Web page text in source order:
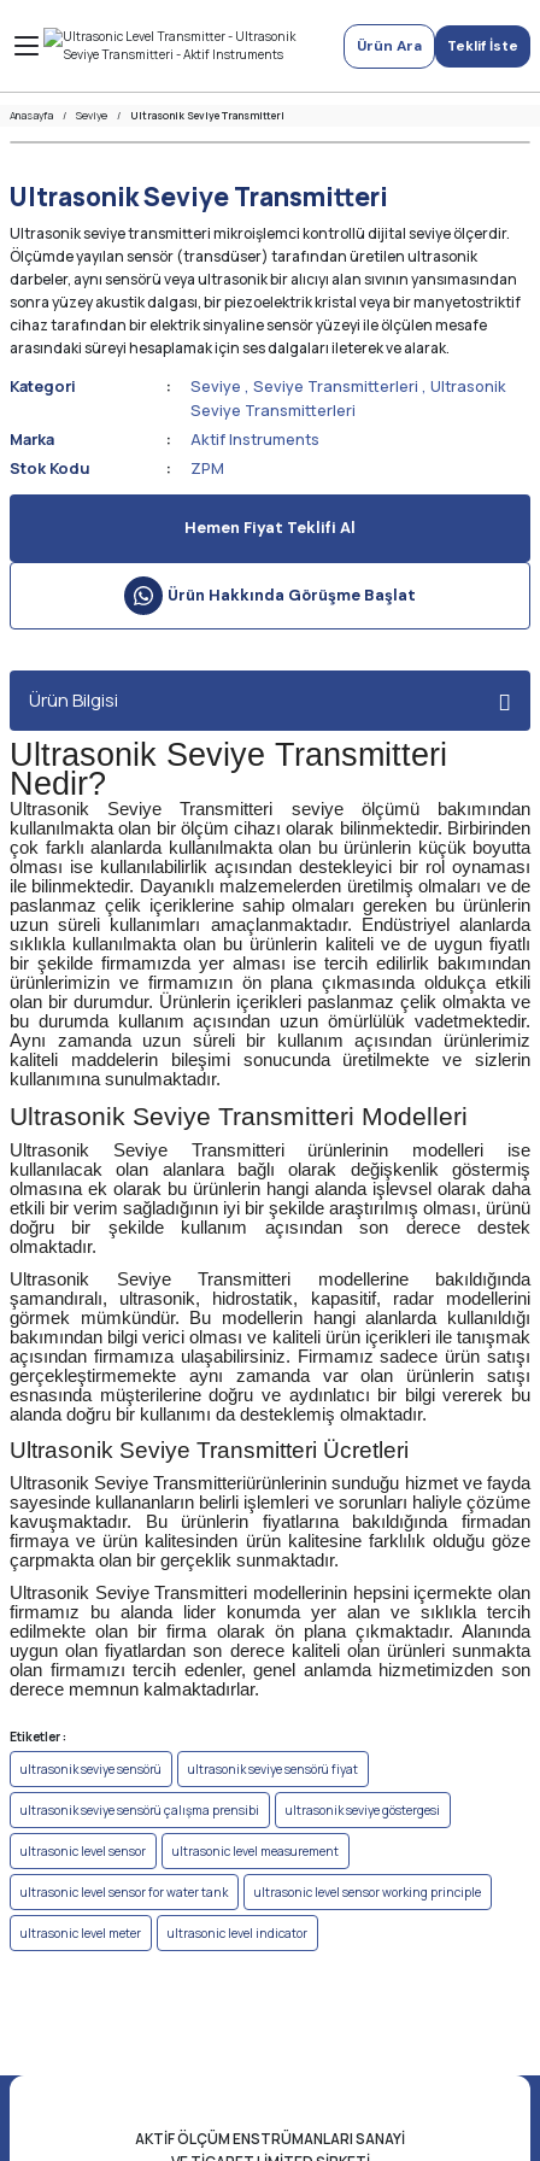
Ürün Ara Teklif İste
Anasayfa Seviye Ultrasonik Seviye Transmitteri
Ultrasonik Seviye Transmitteri
Ultrasonik seviye transmitteri mikroişlemci kontrollü dijital seviye ölçerdir.
Ölçümde yayılan sensör (transdüser) tarafından üretilen ultrasonik
darbeler, aynı sensörü veya ultrasonik bir alıcıyı alan sıvının yansımasından
sonra yüzey akustik dalgası, bir piezoelektrik kristal veya bir manyetostriktif
cihaz tarafından bir elektrik sinyaline sensör yüzeyi ile ölçülen mesafe
arasındaki süreyi hesaplamak için ses dalgaları ileterek ve alarak.
Kategori Seviye , Seviye Transmitterleri , Ultrasonik
Seviye Transmitterleri
Marka
Aktif Instruments
Stok Kodu
ZPM
Hemen Fiyat Teklifi Al
Ürün Hakkında Görüşme Başlat
Ürün Bilgisi
Ultrasonik Seviye Transmitteri
Nedir?
Ultrasonik Seviye Transmitteri seviye ölçümü bakımından
kullanılmakta olan bir ölçüm cihazı olarak bilinmektedir. Birbirinden
çok farklı alanlarda kullanılmakta olan bu ürünlerin küçük boyutta
olması ise kullanılabilirlik açısından destekleyici bir rol oynaması
ile bilinmektedir. Dayanıklı malzemelerden üretilmiş olmaları ve de
paslanmaz çelik içeriklerine sahip olmaları gereken bu ürünlerin
uzun süreli kullanımları amaçlanmaktadır. Endüstriyel alanlarda
sıklıkla kullanılmakta olan bu ürünlerin kaliteli ve de uygun fiyatlı
bir şekilde firmamızda yer alması ise tercih edilirlik bakımından
ürünlerimizin ve firmamızın ön plana çıkmasında oldukça etkili
olan bir durumdur. Ürünlerin içerikleri paslanmaz çelik olmakta ve
bu durumda kullanım açısından uzun ömürlülük vadetmektedir.
Aynı zamanda uzun süreli bir kullanım açısından ürünlerimiz
kaliteli maddelerin bileşimi sonucunda üretilmekte ve sizlerin
kullanımına sunulmaktadır.
Ultrasonik Seviye Transmitteri Modelleri
Ultrasonik Seviye Transmitteri ürünlerinin modelleri ise
kullanılacak olan alanlara bağlı olarak değişkenlik göstermiş
olmasına ek olarak bu ürünlerin hangi alanda işlevsel olarak daha
etkili bir verim sağladığının iyi bir şekilde araştırılmış olması, ürünü
doğru bir şekilde kullanım açısından son derece destek
olmaktadır.
Ultrasonik Seviye Transmitteri modellerine bakıldığında
şamandıralı, ultrasonik, hidrostatik, kapasitif, radar modellerini
görmek mümkündür. Bu modellerin hangi alanlarda kullanıldığı
bakımından bilgi verici olması ve kaliteli ürün içerikleri ile tanışmak
açısından firmamıza ulaşabilirsiniz. Firmamız sadece ürün satışı
gerçekleştirmemekte aynı zamanda var olan ürünlerin satışı
esnasında müşterilerine doğru ve aydınlatıcı bir bilgi vererek bu
alanda doğru bir kullanımı da desteklemiş olmaktadır.
Ultrasonik Seviye Transmitteri Ücretleri
Ultrasonik Seviye Transmitteriürünlerinin sunduğu hizmet ve fayda
sayesinde kullananların belirli işlemleri ve sorunları haliyle çözüme
kavuşmaktadır. Bu ürünlerin fiyatlarına bakıldığında firmadan
firmaya ve ürün kalitesinden ürün kalitesine farklılık olduğu göze
çarpmakta olan bir gerçeklik sunmaktadır.
Ultrasonik Seviye Transmitteri modellerinin hepsini içermekte olan
firmamız bu alanda lider konumda yer alan ve sıklıkla tercih
edilmekte olan bir firma olarak ön plana çıkmaktadır. Alanında
uygun olan fiyatlardan son derece kaliteli olan ürünleri sunmakta
olan firmamızı tercih edenler, genel anlamda hizmetimizden son
derece memnun kalmaktadırlar.
Etiketler :
ultrasonik seviye sensörü
ultrasonik seviye sensörü fiyat
ultrasonik seviye sensörü çalışma prensibi ultrasonik seviye göstergesi
ultrasonic level sensor ultrasonic level measurement
ultrasonic level sensor for water tank ultrasonic level sensor working principle
ultrasonic level meter ultrasonic level indicator
AKTİF ÖLÇÜM ENSTRÜMANLARI SANAYİ